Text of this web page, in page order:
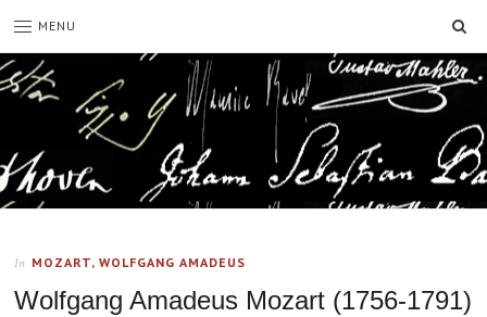
MENU
In MOZART, WOLFGANG AMADEUS
Wolfgang Amadeus Mozart (1756-1791)